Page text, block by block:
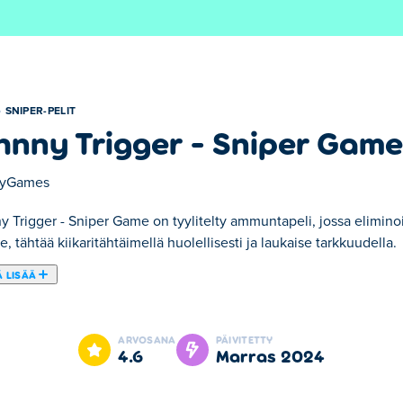
SNIPER-PELIT
Trigger - Sniper Game
Trigger - Sniper Game on tyylitelty ammuntapeli, jossa
tähtää kiikaritähtäimellä huolellisesti ja laukaise tarkkuudella.
LISÄÄ
Sniper Game -peliin. Tässä ampujapelissä pelaat katolla
kartan ympärillä. Jos osut niihin, peli on ohi! Oletko huippu-
ARVOSANA
4.6
PÄIVITETTY
marras 2024